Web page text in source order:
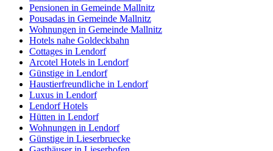
Pensionen in Gemeinde Mallnitz
Pousadas in Gemeinde Mallnitz
Wohnungen in Gemeinde Mallnitz
Hotels nahe Goldeckbahn
Cottages in Lendorf
Arcotel Hotels in Lendorf
Günstige in Lendorf
Haustierfreundliche in Lendorf
Luxus in Lendorf
Lendorf Hotels
Hütten in Lendorf
Wohnungen in Lendorf
Günstige in Lieserbruecke